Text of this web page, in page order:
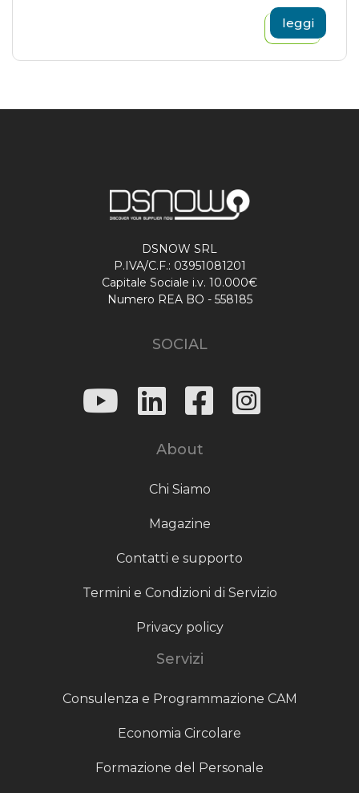
leggi
DSNOW SRL
P.IVA/C.F.: 03951081201
Capitale Sociale i.v. 10.000€
Numero REA BO - 558185
SOCIAL
About
Chi Siamo
Magazine
Contatti e supporto
Termini e Condizioni di Servizio
Privacy policy
Servizi
Consulenza e Programmazione CAM
Economia Circolare
Formazione del Personale